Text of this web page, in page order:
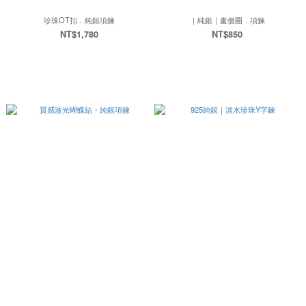
珍珠OT扣．純銀項鍊
NT$1,780
｜純銀｜畫個圈．項鍊
NT$850